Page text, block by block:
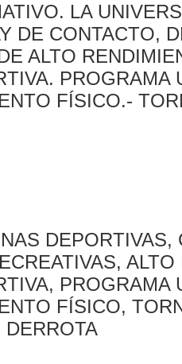
LA
DE CONTACTO,
ALTO
PROGRAMA
FÍSICO.-
PROGRAMA
FÍSICO,